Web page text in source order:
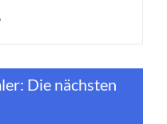
Die nächsten